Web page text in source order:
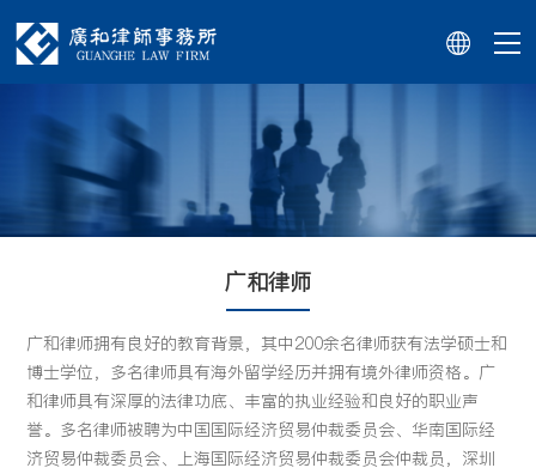
广和律师
广和律师拥有良好的教育背景，其中200余名律师获有法学硕士和
博士学位，多名律师具有海外留学经历并拥有境外律师资格。广
和律师具有深厚的法律功底、丰富的执业经验和良好的职业声
誉。多名律师被聘为中国国际经济贸易仲裁委员会、华南国际经
济贸易仲裁委员会、上海国际经济贸易仲裁委员会仲裁员，深圳